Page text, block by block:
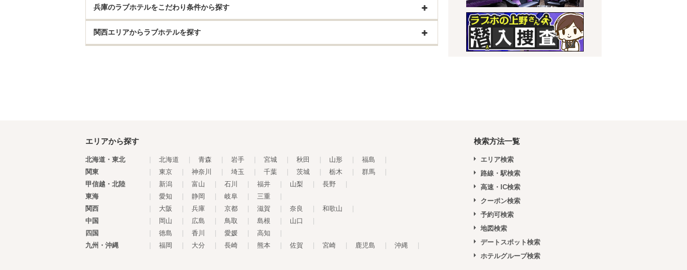
兵庫のラブホテルをこだわり条件から探す
関西エリアからラブホテルを探す
エリアから探す
北海道・東北 北海道 青森 岩手 宮城 秋田 山形 福島
関東
東京 神奈川 埼玉 千葉 茨城 栃木 群馬
甲信越・北陸
新潟 富山 石川 福井 山梨 長野
東海
愛知 静岡 岐阜 三重
関西
大阪 兵庫 京都 滋賀 奈良 和歌山
中国
岡山 広島 鳥取 島根 山口
四国
徳島 香川 愛媛 高知
九州・沖縄
福岡 大分 長崎 熊本 佐賀 宮崎 鹿児島 沖縄
検索方法一覧
エリア検索
路線・駅検索
高速・IC検索
クーポン検索
予約可検索
地図検索
デートスポット検索
ホテルグループ検索